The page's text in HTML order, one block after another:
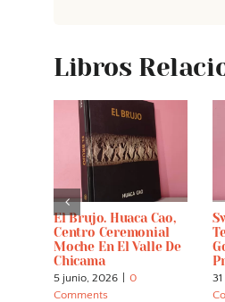
Libros
El Brujo. Huaca Cao,
Centro Ceremonial
Moche En El Valle De
Chicama
5 junio, 2026
0
Comments